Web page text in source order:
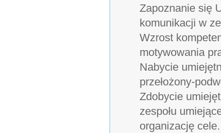
Zapoznanie się
komunikacji w
Wzrost
motywowania
Nabycie
przełożony-
Zdobycie
zespołu
organizację cele.